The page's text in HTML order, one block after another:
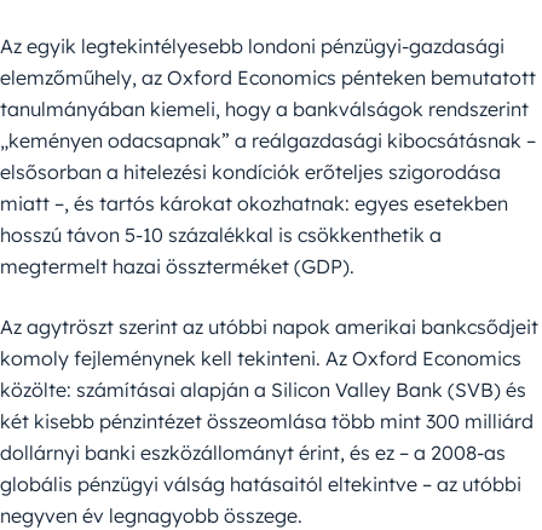
Az egyik legtekintélyesebb londoni pénzügyi-gazdasági
elemzőműhely, az Oxford Economics pénteken bemutatott
tanulmányában kiemeli, hogy a bankválságok rendszerint
„keményen odacsapnak” a reálgazdasági kibocsátásnak –
elsősorban a hitelezési kondíciók erőteljes szigorodása
miatt –, és tartós károkat okozhatnak: egyes esetekben
hosszú távon 5-10 százalékkal is csökkenthetik a
megtermelt hazai összterméket (GDP).
Az agytröszt szerint az utóbbi napok amerikai bankcsődjeit
komoly fejleménynek kell tekinteni. Az Oxford Economics
közölte: számításai alapján a Silicon Valley Bank (SVB) és
két kisebb pénzintézet összeomlása több mint 300 milliárd
dollárnyi banki eszközállományt érint, és ez – a 2008-as
globális pénzügyi válság hatásaitól eltekintve – az utóbbi
negyven év legnagyobb összege.